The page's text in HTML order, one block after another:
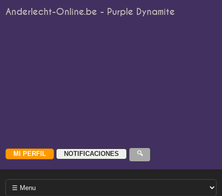
Anderlecht-Online.be - Purple Dynamite